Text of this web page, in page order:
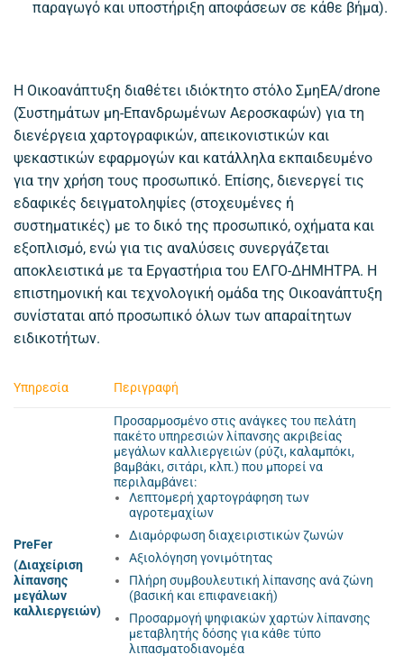
παραγωγό και υποστήριξη αποφάσεων σε κάθε βήμα).
Η Οικοανάπτυξη διαθέτει ιδιόκτητο στόλο ΣμηΕΑ/drone
(Συστημάτων μη-Επανδρωμένων Αεροσκαφών) για τη
διενέργεια χαρτογραφικών, απεικονιστικών και
ψεκαστικών εφαρμογών και κατάλληλα εκπαιδευμένο
για την χρήση τους προσωπικό. Επίσης, διενεργεί τις
εδαφικές δειγματοληψίες (στοχευμένες ή
συστηματικές) με το δικό της προσωπικό, οχήματα και
εξοπλισμό, ενώ για τις αναλύσεις συνεργάζεται
αποκλειστικά με τα Εργαστήρια του ΕΛΓΟ-ΔΗΜΗΤΡΑ. Η
επιστημονική και τεχνολογική ομάδα της Οικοανάπτυξη
συνίσταται από προσωπικό όλων των απαραίτητων
ειδικοτήτων.
Υπηρεσία Περιγραφή
PreFer
(Διαχείριση
λίπανσης
μεγάλων
καλλιεργειών)
Προσαρμοσμένο στις ανάγκες του πελάτη
πακέτο υπηρεσιώνλίπανσης ακριβείας
μεγάλων καλλιεργειών (ρύζι, καλαμπόκι,
βαμβάκι, σιτάρι, κλπ.) που μπορεί να
περιλαμβάνει:
Λεπτομερή χαρτογράφηση των
αγροτεμαχίων
Διαμόρφωση διαχειριστικών ζωνών
Αξιολόγηση γονιμότητας
Πλήρη συμβουλευτική λίπανσης ανά ζώνη
(βασική και επιφανειακή)
Προσαρμογή ψηφιακών χαρτών λίπανσης
μεταβλητής δόσης για κάθε τύπο
λιπασματοδιανομέα